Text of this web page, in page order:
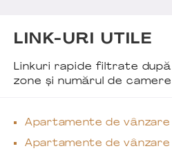
LINK-URI UTILE
Linkuri rapide filtrate
zone și numărul de camere
Apartamente de vânzare
Apartamente de vânzare